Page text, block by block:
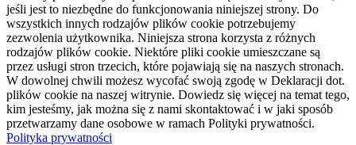
jeśli jest to niezbędne do funkcjonowania niniejszej strony. Do
wszystkich innych rodzajów plików cookie potrzebujemy
zezwolenia użytkownika. Niniejsza strona korzysta z różnych
rodzajów plików cookie. Niektóre pliki cookie umieszczane są
przez usługi stron trzecich, które pojawiają się na naszych stronach.
W dowolnej chwili możesz wycofać swoją zgodę w Deklaracji dot.
plików cookie na naszej witrynie. Dowiedz się więcej na temat tego,
kim jesteśmy, jak można się z nami skontaktować i w jaki sposób
przetwarzamy dane osobowe w ramach Polityki prywatności.
Polityka prywatności